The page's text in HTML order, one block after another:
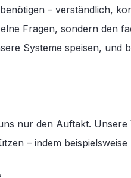
– verständlich,
Fragen, sondern den
Systeme speisen, und
nur den Auftakt. Unsere
– indem beispielsweise